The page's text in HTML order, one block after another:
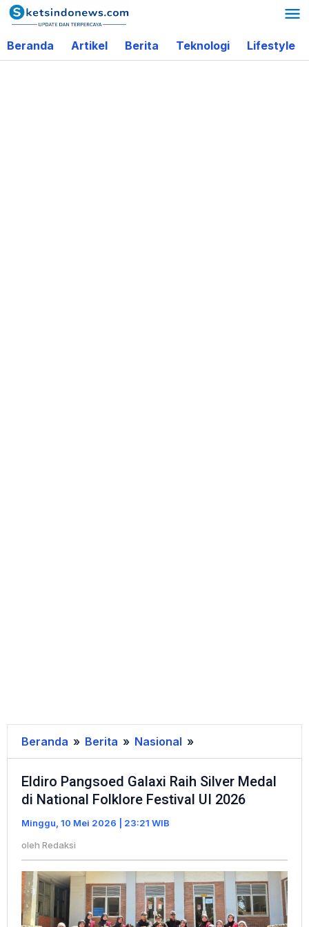
Lewati
ke
konten
Beranda Artikel Berita Teknologi Lifestyle
Beranda » Berita » Nasional »
Pangsoed
Galaxi
Raih
di
National
Folklore
Festival
Eldiro Pangsoed Galaxi Raih Silver Medal
di National Folklore Festival UI 2026
Minggu, 10 Mei 2026 | 23:21 WIB
oleh Redaksi